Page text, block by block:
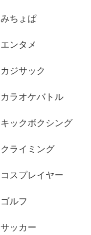
みちょぱ
エンタメ
カジサック
カラオケバトル
キックボクシング
クライミング
コスプレイヤー
ゴルフ
サッカー